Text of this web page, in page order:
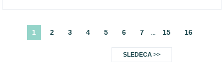
1 2 3 4 5 6 7 ... 15 16
SLEDECA >>